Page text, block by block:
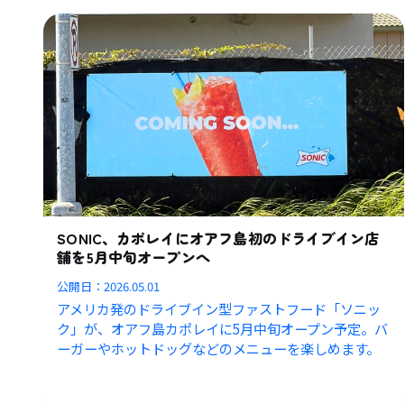
SONIC、カポレイにオアフ島初のドライブイン店
舗を5月中旬オープンへ
公開日：2026.05.01
アメリカ発のドライブイン型ファストフード「ソニッ
ク」が、オアフ島カポレイに5月中旬オープン予定。バ
ーガーやホットドッグなどのメニューを楽しめます。